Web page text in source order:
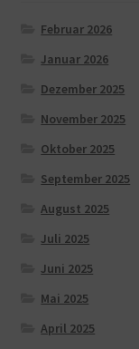
Februar 2026
Januar 2026
Dezember 2025
November 2025
Oktober 2025
September 2025
August 2025
Juli 2025
Juni 2025
Mai 2025
April 2025